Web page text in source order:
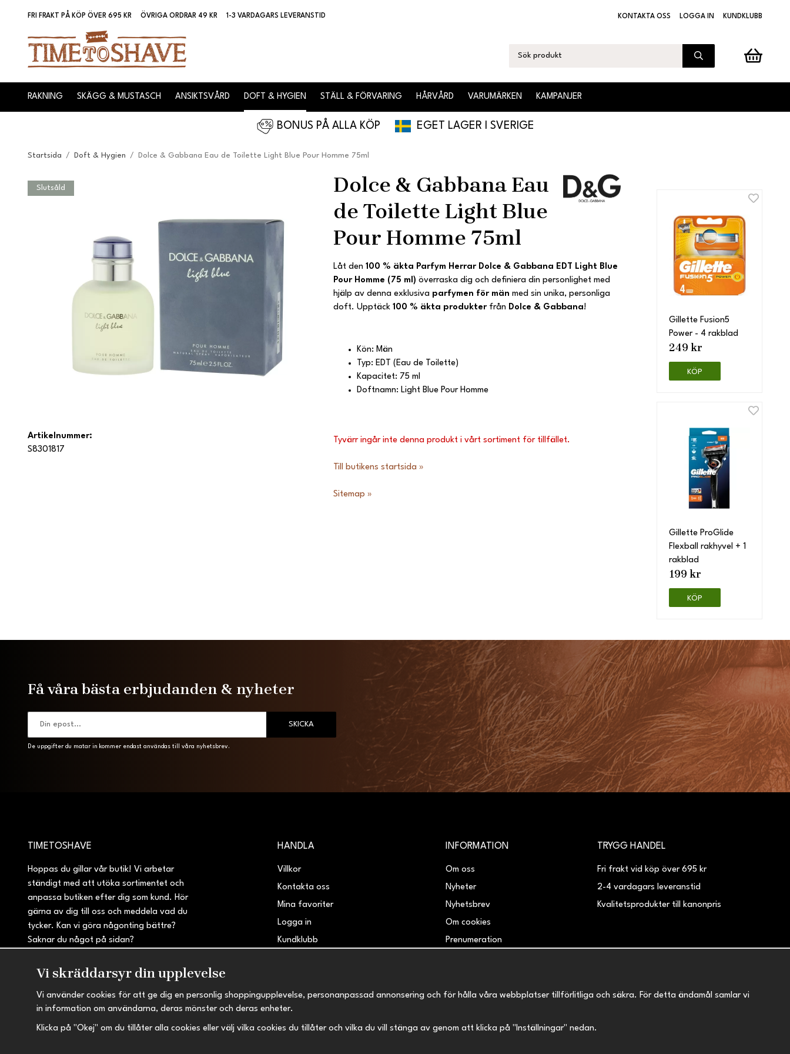
FRI FRAKT PÅ KÖP ÖVER 695 KR ÖVRIGA ORDRAR 49 KR 1-3 VARDAGARS LEVERANSTID KONTAKTA OSS LOGGA IN KUNDKLUBB
RAKNING SKÄGG & MUSTASCH ANSIKTSVÅRD DOFT & HYGIEN STÄLL & FÖRVARING HÅRVÅRD VARUMÄRKEN KAMPANJER
BONUS PÅ ALLA KÖP EGET LAGER I SVERIGE
Startsida / Doft & Hygien / Dolce & Gabbana Eau de Toilette Light Blue Pour Homme 75ml
Slutsåld
Dolce & Gabbana Eau
de Toilette Light Blue
Pour Homme 75ml
Låt den 100 % äkta Parfym Herrar Dolce & Gabbana EDT Light Blue
Pour Homme (75 ml) överraska dig och definiera din personlighet med
hjälp av denna exklusiva parfymen för män med sin unika, personliga
doft. Upptäck 100 % äkta produkter från Dolce & Gabbana!
Kön: Män
Typ: EDT (Eau de Toilette)
Kapacitet: 75 ml
Doftnamn: Light Blue Pour Homme
Tyvärr ingår inte denna produkt i vårt sortiment för tillfället.
Till butikens startsida »
Sitemap »
Gillette Fusion5
Power - 4 rakblad
249 kr
KÖP
Gillette ProGlide
Flexball rakhyvel + 1
rakblad
199 kr
KÖP
Artikelnummer:
S8301817
Få våra bästa erbjudanden & nyheter
SKICKA
De uppgifter du matar in kommer endast användas till våra nyhetsbrev.
TIMETOSHAVE
Hoppas du gillar vår butik! Vi arbetar
ständigt med att utöka sortimentet och
anpassa butiken efter dig som kund. Hör
gärna av dig till oss och meddela vad du
tycker. Kan vi göra någonting bättre?
Saknar du något på sidan?
HANDLA
Villkor
Kontakta oss
Mina favoriter
Logga in
Kundklubb
INFORMATION
Om oss
Nyheter
Nyhetsbrev
Om cookies
Prenumeration
TRYGG HANDEL
Fri frakt vid köp över 695 kr
2-4 vardagars leveranstid
Kvalitetsprodukter till kanonpris
Vi skräddarsyr din upplevelse
Vi använder cookies för att ge dig en personlig shoppingupplevelse, personanpassad annonsering och för hålla våra webbplatser tillförlitliga och säkra. För detta ändamål samlar vi
in information om användarna, deras mönster och deras enheter.
Klicka på "Okej" om du tillåter alla cookies eller välj vilka cookies du tillåter och vilka du vill stänga av genom att klicka på "Inställningar" nedan.